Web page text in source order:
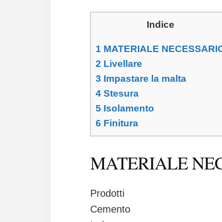
Indice
1 MATERIALE
2 Livellare
3 Impastare la malta
4 Stesura
5 Isolamento
6 Finitura
MATERIALE
Prodotti
Cemento